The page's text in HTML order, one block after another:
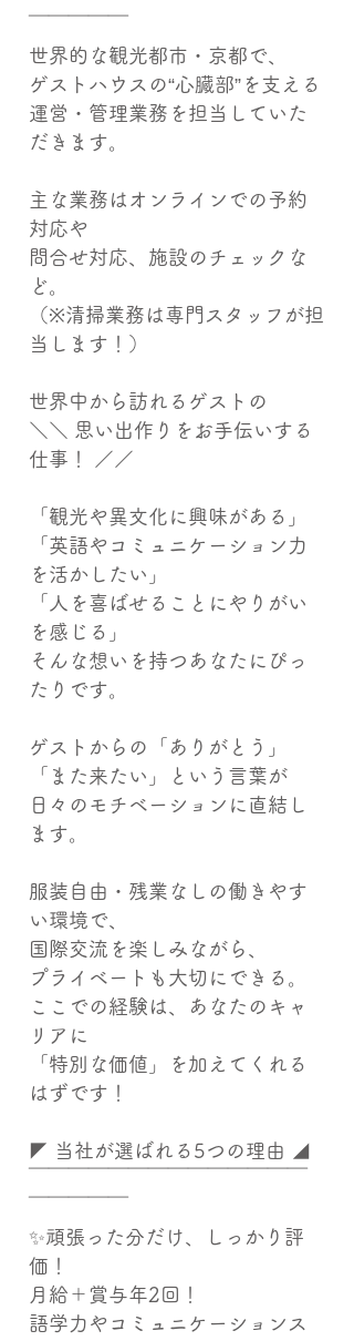
世界的な観光都市・京都で、
ゲストハウスの“心臓部”を支える
運営・管理業務を担当していた
だきます。
主な業務はオンラインでの予約
対応や
問合せ対応、施設のチェックな
ど。
（※清掃業務は専門スタッフが担
当します！）
世界中から訪れるゲストの
＼＼ 思い出作りをお手伝いする
仕事！ ／／
「観光や異文化に興味がある」
「英語やコミュニケーション力
を活かしたい」
「人を喜ばせることにやりがい
を感じる」
そんな想いを持つあなたにぴっ
たりです。
ゲストからの「ありがとう」
「また来たい」という言葉が
日々のモチベーションに直結し
ます。
服装自由・残業なしの働きやす
い環境で、
国際交流を楽しみながら、
プライベートも大切にできる。
ここでの経験は、あなたのキャ
リアに
「特別な価値」を加えてくれる
はずです！
◤ 当社が選ばれる5つの理由 ◢
✨頑張った分だけ、しっかり評
価！
月給＋賞与年2回！
語学力やコミュニケーションス